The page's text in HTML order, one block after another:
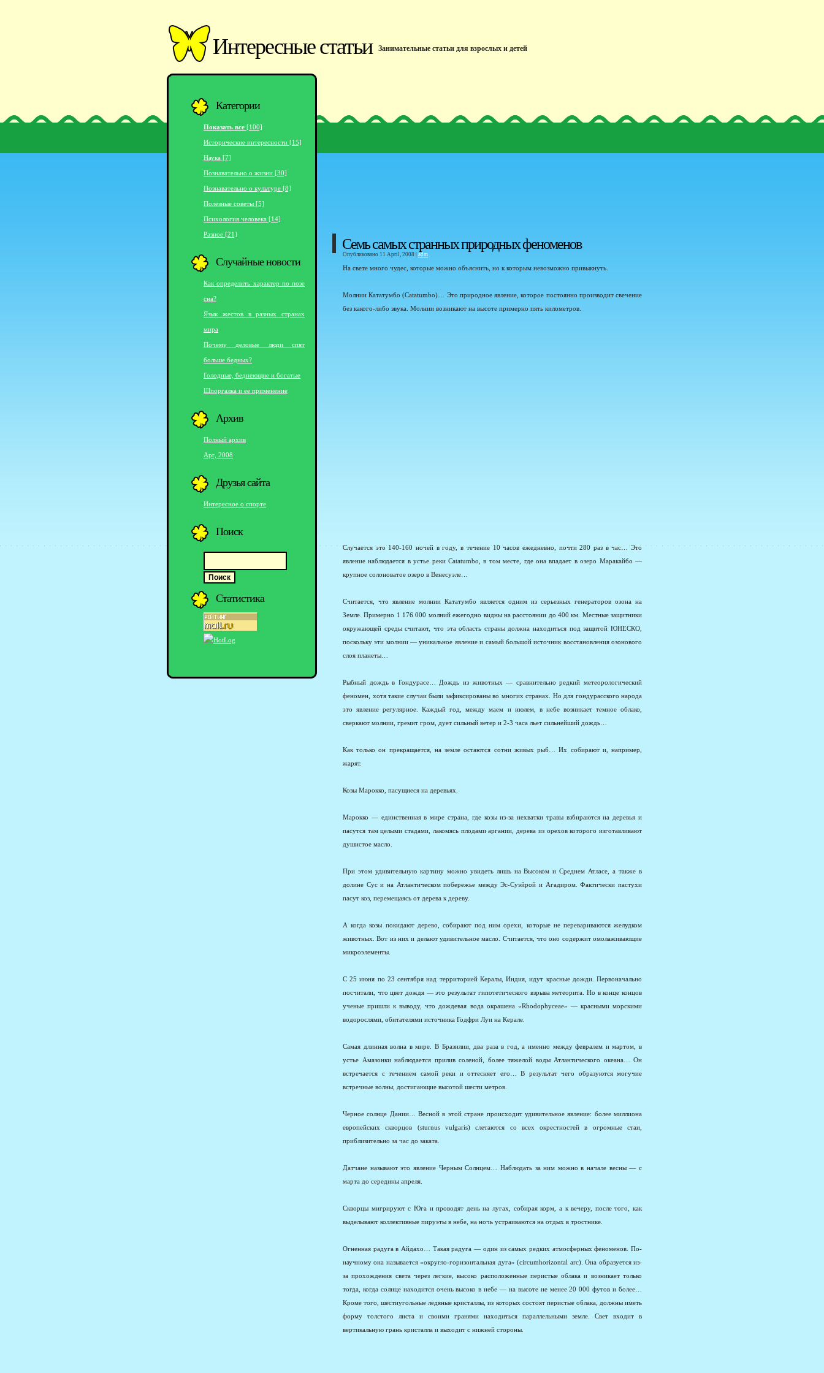
Интересные статьи Занимательные статьи для взрослых и детей
Семь самых странных природных феноменов
Опубликовано 11 April, 2008 | adm
На свете много чудес, которые можно объяснить, но к которым невозможно привыкнуть.
Молнии Кататумбо (Catatumbo)… Это природное явление, которое постоянно производит свечение
без какого-либо звука. Молнии возникают на высоте примерно пять километров.
Случается это 140-160 ночей в году, в течение 10 часов ежедневно, почти 280 раз в час… Это
явление наблюдается в устье реки Catatumbo, в том месте, где она впадает в озеро Маракайбо —
крупное солоноватое озеро в Венесуэле…
Считается, что явление молнии Кататумбо является одним из серьезных генераторов озона на
Земле. Примерно 1 176 000 молний ежегодно видны на расстоянии до 400 км. Местные защитники
окружающей среды считают, что эта область страны должна находиться под защитой ЮНЕСКО,
поскольку эти молнии — уникальное явление и самый большой источник восстановления озонового
слоя планеты…
Рыбный дождь в Гондурасе… Дождь из животных — сравнительно редкий метеорологический
феномен, хотя такие случаи были зафиксированы во многих странах. Но для гондурасского народа
это явление регулярное. Каждый год, между маем и июлем, в небе возникает темное облако,
сверкают молнии, гремит гром, дует сильный ветер и 2-3 часа льет сильнейший дождь…
Как только он прекращается, на земле остаются сотни живых рыб… Их собирают и, например,
жарят.
Козы Марокко, пасущиеся на деревьях.
Марокко — единственная в мире страна, где козы из-за нехватки травы взбираются на деревья и
пасутся там целыми стадами, лакомясь плодами аргании, дерева из орехов которого изготавливают
душистое масло.
При этом удивительную картину можно увидеть лишь на Высоком и Среднем Атласе, а также в
долине Сус и на Атлантическом побережье между Эс-Суэйрой и Агадиром. Фактически пастухи
пасут коз, перемещаясь от дерева к дереву.
А когда козы покидают дерево, собирают под ним орехи, которые не перевариваются желудком
животных. Вот из них и делают удивительное масло. Считается, что оно содержит омолаживающие
микроэлементы.
С 25 июня по 23 сентября над территорией Кералы, Индия, идут красные дожди. Первоначально
посчитали, что цвет дождя — это результат гипотетического взрыва метеорита. Но в конце концов
ученые пришли к выводу, что дождевая вода окрашена «Rhodophyceae» — красными морскими
водорослями, обитателями источника Годфри Луи на Керале.
Самая длинная волна в мире. В Бразилии, два раза в год, а именно между февралем и мартом, в
устье Амазонки наблюдается прилив соленой, более тяжелой воды Атлантического океана… Он
встречается с течением самой реки и оттесняет его… В результат чего образуются могучие
встречные волны, достигающие высотой шести метров.
Черное солнце Дании… Весной в этой стране происходит удивительное явление: более миллиона
европейских скворцов (sturnus vulgaris) слетаются со всех окрестностей в огромные стаи,
приблизительно за час до заката.
Датчане называют это явление Черным Солнцем… Наблюдать за ним можно в начале весны — с
марта до середины апреля.
Скворцы мигрируют с Юга и проводят день на лугах, собирая корм, а к вечеру, после того, как
выделывают коллективные пируэты в небе, на ночь устраиваются на отдых в тростнике.
Огненная радуга в Айдахо… Такая радуга — один из самых редких атмосферных феноменов. По-
научному она называется «округло-горизонтальная дуга» (circumhorizontal arc). Она образуется из-
за прохождения света через легкие, высоко расположенные перистые облака и возникает только
тогда, когда солнце находится очень высоко в небе — на высоте не менее 20 000 футов и более…
Кроме того, шестиугольные ледяные кристаллы, из которых состоят перистые облака, должны иметь
форму толстого листа и своими гранями находиться параллельными земле. Свет входит в
вертикальную грань кристалла и выходит с нижней стороны.
Категории
Показать все [100]
Исторические интересности [15]
Наука [7]
Познавательно о жизни [30]
Познавательно о культуре [8]
Полезные советы [5]
Психология человека [14]
Разное [21]
Случайные новости
Как определить характер по позе
сна?
Язык жестов в разных странах
мира
Почему деловые люди спят
больше бедных?
Голодные, беднеющие и богатые
Шпоргалка и ее применение
Архив
Полный архив
Apr, 2008
Друзья сайта
Интересное о спорте
Поиск
Статистика